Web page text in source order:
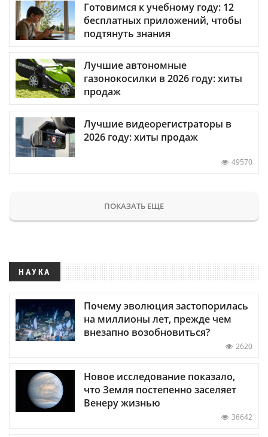
Готовимся к учебному году: 12
бесплатных приложений, чтобы
подтянуть знания
Лучшие автономные
газонокосилки в 2026 году: хиты
продаж
Лучшие видеорегистраторы в
2026 году: хиты продаж
49570
ПОКАЗАТЬ ЕЩЕ
НАУКА
Почему эволюция застопорилась
на миллионы лет, прежде чем
внезапно возобновиться?
2620
Новое исследование показало,
что Земля постепенно заселяет
Венеру жизнью
36642